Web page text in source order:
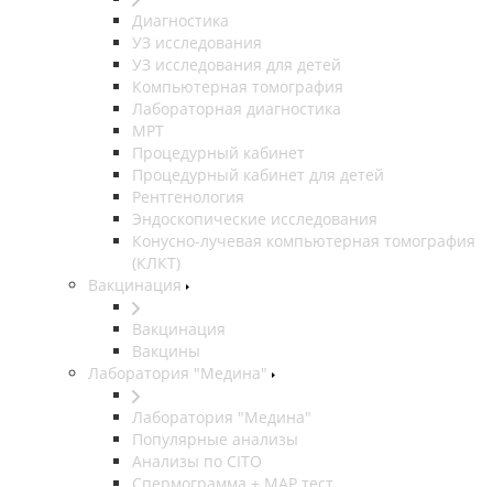
Диагностика
УЗ исследования
УЗ исследования для детей
Компьютерная томография
Лабораторная диагностика
МРТ
Процедурный кабинет
Процедурный кабинет для детей
Рентгенология
Эндоскопические исследования
Конусно-лучевая компьютерная томография
(КЛКТ)
Вакцинация
Вакцинация
Вакцины
Лаборатория "Медина"
Лаборатория "Медина"
Популярные анализы
Анализы по CITO